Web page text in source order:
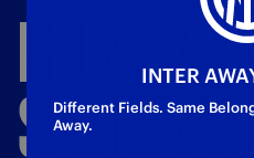
INTER
Different Fields. Same
Away.